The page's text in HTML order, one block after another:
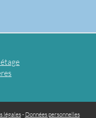
légales- Données personnelles